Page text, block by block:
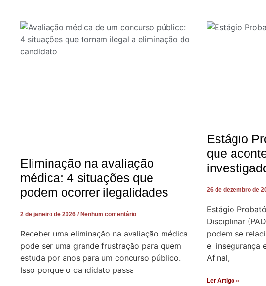
Eliminação na avaliação
médica: 4 situações que
podem ocorrer ilegalidades
2 de janeiro de 2026 Nenhum comentário
Receber uma eliminação na avaliação médica
pode ser uma grande frustração para quem
estuda por anos para um concurso público.
Isso porque o candidato passa
Estágio
que
26 de dezembro de
Estágio
Disciplinar
podem se
e insegurança
Afinal,
Ler Artigo »